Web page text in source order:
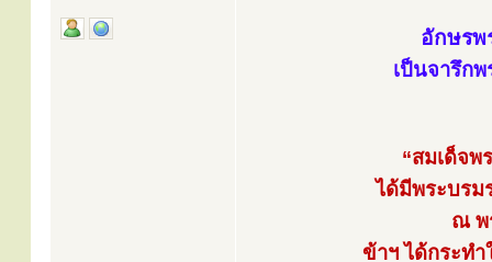
อักษร
เป็นจารึก
“สมเด็จพ
ได้มีพระบรม
ณ พ
ข้าฯ ได้กระท